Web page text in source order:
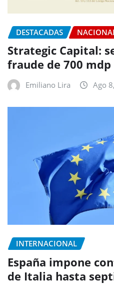
DESTACADAS
Strategic Capital:
fraude de 700 mdp
Emiliano Lira Ago
INTERNACIONAL
España impone
de Italia hasta